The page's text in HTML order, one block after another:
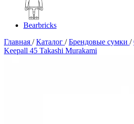
Bearbricks
Главная /Каталог /Брендовые сумки /
Keepall 45 Takashi Murakami